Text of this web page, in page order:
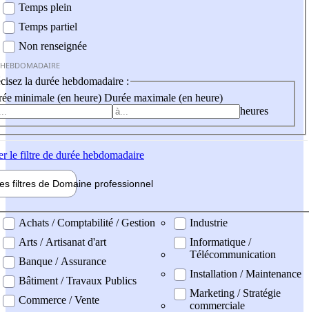
Temps plein
Temps partiel
Non renseignée
la durée hebdomadaire :
minimale (en heure) Durée maximale (en heure)
heures
le filtre de durée hebdomadaire
filtres de Domaine professionnel
professionel
Achats / Comptabilité / Gestion
Arts / Artisanat d'art
Banque / Assurance
Bâtiment / Travaux Publics
Commerce / Vente
Industrie
Informatique /
Télécommunication
Installation / Maintenance
Marketing / Stratégie
commerciale